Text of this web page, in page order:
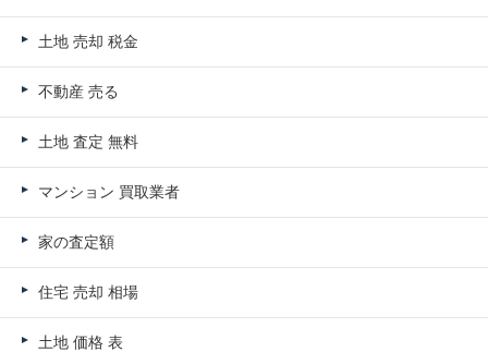
土地 売却 税金
不動産 売る
土地 査定 無料
マンション 買取業者
家の査定額
住宅 売却 相場
土地 価格 表